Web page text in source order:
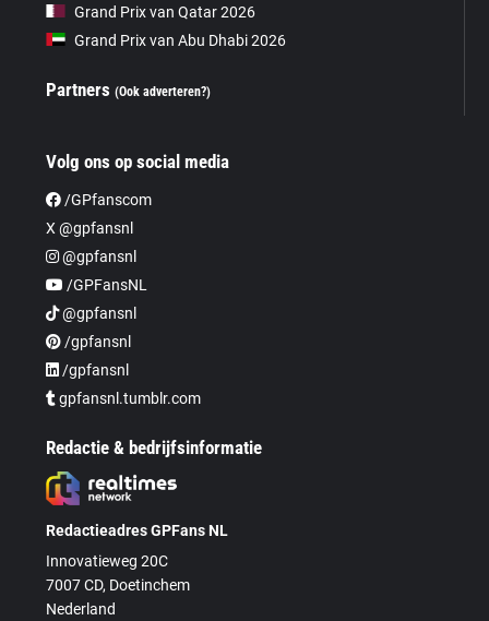
Grand Prix van Qatar 2026
Grand Prix van Abu Dhabi 2026
Partners(Ook adverteren?)
Volg ons op social media
/GPfanscom
X @gpfansnl
@gpfansnl
/GPFansNL
@gpfansnl
/gpfansnl
/gpfansnl
gpfansnl.tumblr.com
Redactie & bedrijfsinformatie
Redactieadres GPFans NL
Innovatieweg 20C
7007 CD, Doetinchem
Nederland